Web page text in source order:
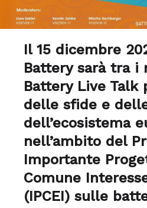
Il 15 dicembre
Battery sarà tra i
Battery Live Talk
delle sfide e
dell’ecosistema
nell’ambito del
Importante
Comune
(IPCEI) sulle